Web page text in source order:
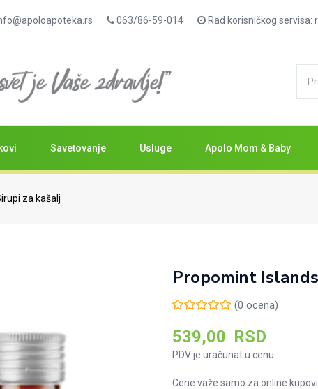
063/86-59-014 Rad korisničkog servisa:
Savetovanje Usluge Apolo Mom & Baby
za kašalj
Propomint
(0 ocena)
539,00 RSD
PDV je uračunat u cenu.
Cene važe samo za online